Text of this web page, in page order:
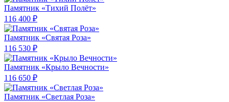
Памятник «Тихий Полёт»
116 400 ₽
Памятник «Святая Роза»
116 530 ₽
Памятник «Крыло Вечности»
116 650 ₽
Памятник «Светлая Роза»